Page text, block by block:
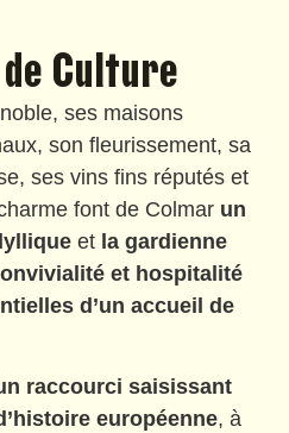
Culture
ses maisons
son fleurissement, sa
ses vins fins réputés et
font de Colmar un
et la gardienne
et hospitalité
d’un accueil de
raccourci saisissant
européenne, à